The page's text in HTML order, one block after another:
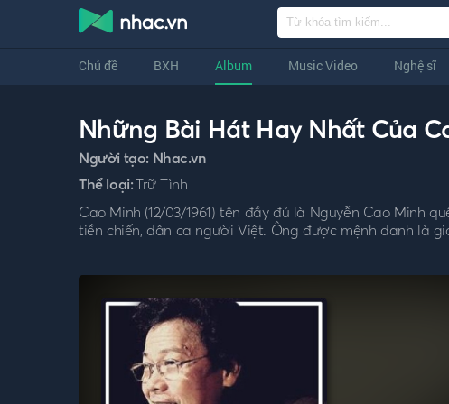
Chủ đề BXH Album Music Video Nghệ sĩ
Những Bài Hát Hay Nhất Của
Người tạo: Nhac.vn
Thể loại:Trữ Tình
Cao Minh (12/03/1961) tên đầy đủ là Nguyễn Cao Minh
tiền chiến, dân ca người Việt. Ông được mệnh danh là